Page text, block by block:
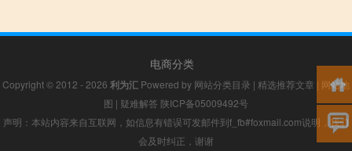
电商分类
Copyright © 2012 - 2026 利为汇 Powered by 网站分类目录 | 精选推荐文章 | 网站地
图 | 疑难解答 陕ICP备05009492号
声明：本站内容来自互联网，如信息有错误可发邮件到f_fb#foxmail.com说明，我们
会及时纠正，谢谢